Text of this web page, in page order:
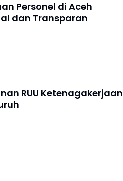
Personel di Aceh
dan Transparan
RUU